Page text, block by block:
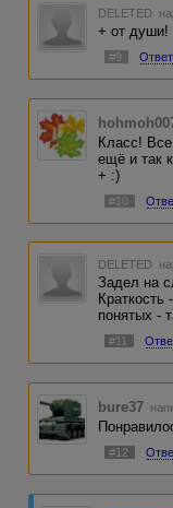
DELETED
+ от души!
#9
Класс!
ещё и так
+ :)
#10
DELETED
Задел на
понятых -
#11
bure37
#12